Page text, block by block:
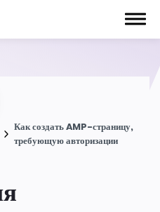
Как создать AMP-страницу,
требующую авторизации